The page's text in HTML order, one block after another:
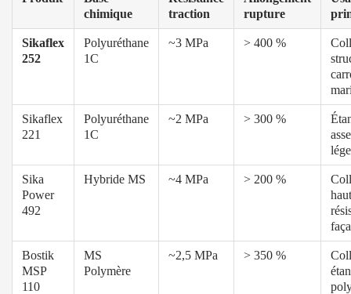
chimique
traction
rupture
Sikaflex
252
Polyuréthane
1C
~3 MPa > 400 %
Sikaflex
221
Polyuréthane
1C
~2 MPa > 300 %
Sika
Power
492
Hybride MS ~4 MPa > 200 %
Bostik
MSP
110
MS
Polymère
~2,5 MPa > 350 %